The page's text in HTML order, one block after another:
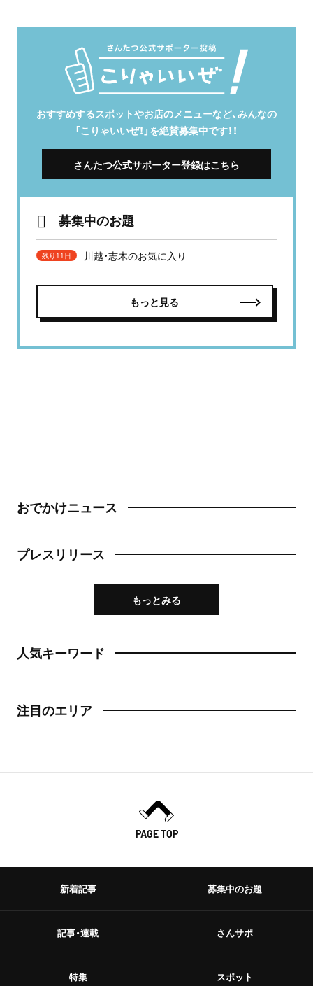
おすすめするスポットやお店のメニューなど、みんなの
「こりゃいいぜ！」を絶賛募集中です！！
さんたつ公式サポーター登録はこちら
募集中のお題
残り11日 川越・志木のお気に入り
もっと見る
おでかけニュース
プレスリリース
もっとみる
人気キーワード
注目のエリア
PAGE TOP
新着記事
記事・連載
特集
募集中のお題
さんサポ
スポット